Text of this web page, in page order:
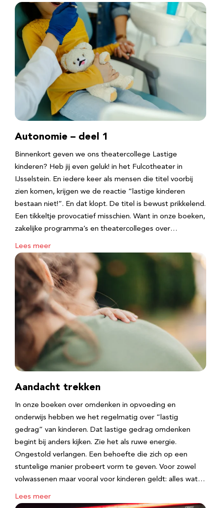
Autonomie – deel 1
Binnenkort geven we ons theatercollege Lastige
kinderen? Heb jij even geluk! in het Fulcotheater in
IJsselstein. En iedere keer als mensen die titel voorbij
zien komen, krijgen we de reactie “lastige kinderen
bestaan niet!”. En dat klopt. De titel is bewust prikkelend.
Een tikkeltje provocatief misschien. Want in onze boeken,
zakelijke programma’s en theatercolleges over…
Lees meer
Aandacht trekken
In onze boeken over omdenken in opvoeding en
onderwijs hebben we het regelmatig over “lastig
gedrag” van kinderen. Dat lastige gedrag omdenken
begint bij anders kijken. Zie het als ruwe energie.
Ongestold verlangen. Een behoefte die zich op een
stuntelige manier probeert vorm te geven. Voor zowel
volwassenen maar vooral voor kinderen geldt: alles wat…
Lees meer